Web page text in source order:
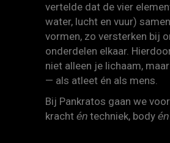
vertelde dat de vier
water, lucht en vuur)
vormen, zo versterken bij
onderdelen elkaar.
niet alleen je lichaam,
— als atleet én als mens.
Bij Pankratos gaan we
kracht én techniek, body én